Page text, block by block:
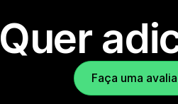
Quer
Faça uma